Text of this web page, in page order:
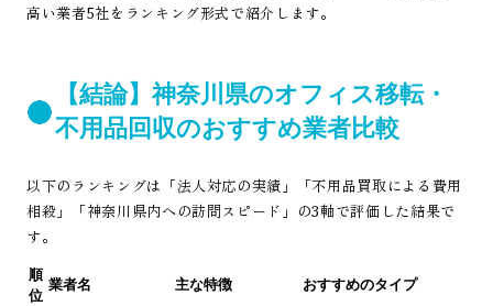
高い業者5社をランキング形式で紹介します。
【結論】神奈川県のオフィス移転・
不用品回収のおすすめ業者比較
以下のランキングは「法人対応の実績」「不用品買取による費用
相殺」「神奈川県内への訪問スピード」の3軸で評価した結果で
す。
順
位
業者名 主な特徴 おすすめのタイプ